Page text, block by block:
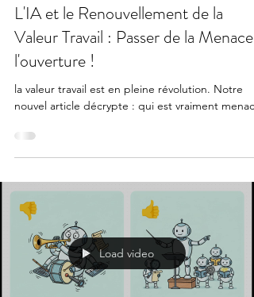
L'IA et le Renouvellement de la
Valeur Travail : Passer de la Menace à
l'ouverture !
la valeur travail est en pleine révolution. Notre
nouvel article décrypte : qui est vraiment menacé
Load video